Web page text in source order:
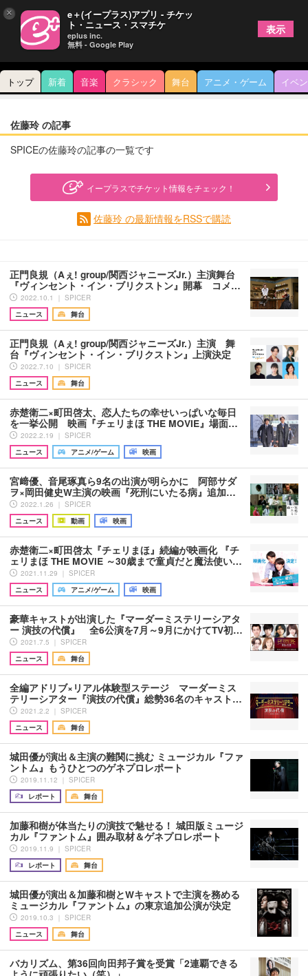
トップ 新着 音楽 クラシック 舞台 アニメ・ゲーム イベ
佐藤玲 の記事
SPICEの佐藤玲の記事の一覧です
イープラスでチケット情報をチェック！
佐藤玲 の最新情報をRSSで購読
正門良規（Aぇ! group/関西ジャニーズJr.）主演舞台
『ヴィンセント・イン・ブリクストン』開幕 コメ…
2022.10.1 ｜ SPICER
ニュース
舞台
正門良規（Aぇ! group/関西ジャニーズJr.）主演 舞
台『ヴィンセント・イン・ブリクストン』上演決定
2022.7.10 ｜ SPICER
ニュース
舞台
赤楚衛二×町田啓太、恋人たちの幸せいっぱいな毎日
を一挙公開 映画『チェリまほ THE MOVIE』場面…
2022.2.19 ｜ SPICER
ニュース
アニメ/ゲーム 映画
宮﨑優、音尾琢真ら9名の出演が明らかに 阿部サダ
ヲ×岡田健史W主演の映画『死刑にいたる病』追加…
2022.1.26 ｜ SPICER
ニュース
動画 映画
赤楚衛二×町田啓太『チェリまほ』続編が映画化 『チ
ェリまほ THE MOVIE ～30歳まで童貞だと魔法使い…
2021.11.29 ｜ SPICER
ニュース
アニメ/ゲーム 映画
豪華キャストが出演した『マーダーミステリーシアタ
ー 演技の代償』 全6公演を7月～9月にかけてTV初…
2021.7.5 ｜ SPICER
ニュース
舞台
全編アドリブ×リアル体験型ステージ マーダーミス
テリーシアター『演技の代償』総勢36名のキャスト…
2021.2.2 ｜ SPICER
ニュース
舞台
城田優が演出＆主演の難関に挑む ミュージカル『ファ
ントム』もうひとつのゲネプロレポート
2019.11.12 ｜ SPICER
レポート
舞台
加藤和樹が体当たりの演技で魅せる！ 城田版ミュージ
カル『ファントム』囲み取材＆ゲネプロレポート
2019.11.9 ｜ SPICER
レポート
舞台
城田優が演出＆加藤和樹とWキャストで主演を務める
ミュージカル『ファントム』の東京追加公演が決定
2019.10.3 ｜ SPICER
ニュース
舞台
バカリズム、第36回向田邦子賞を受賞「2連覇できる
× e＋(イープラス)アプリ - チケッ
ト・ニュース・スマチケ
eplus inc.
無料 - Google Play
表示